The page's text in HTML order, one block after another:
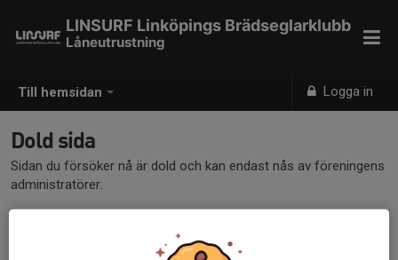
Till hemsidan Logga in
LINSURF Linköpings Brädseglarklubb
Låneutrustning
Dold sida
Sidan du försöker nå är dold och kan endast nås av föreningens
administratörer.